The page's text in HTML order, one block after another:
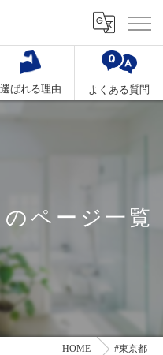
選ばれる理由 よくある質問
ページ一覧
HOME #東京都